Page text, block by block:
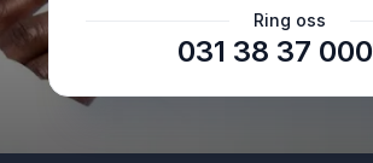
Ring oss
031 38 37 000